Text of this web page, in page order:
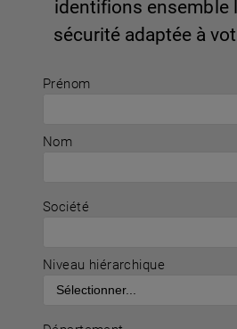
Prénom
Nom
Société
Niveau hiérarchique
identifions ensemble
sécurité adaptée à